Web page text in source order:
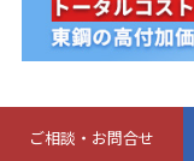
ご相談・お問合せ